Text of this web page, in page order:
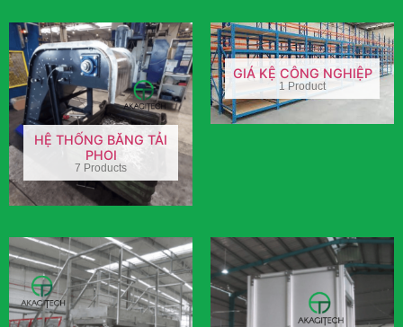
HỆ THỐNG BĂNG TẢI
PHOI
7 Products
GIÁ KỆ CÔNG NGHIỆP
1 Product